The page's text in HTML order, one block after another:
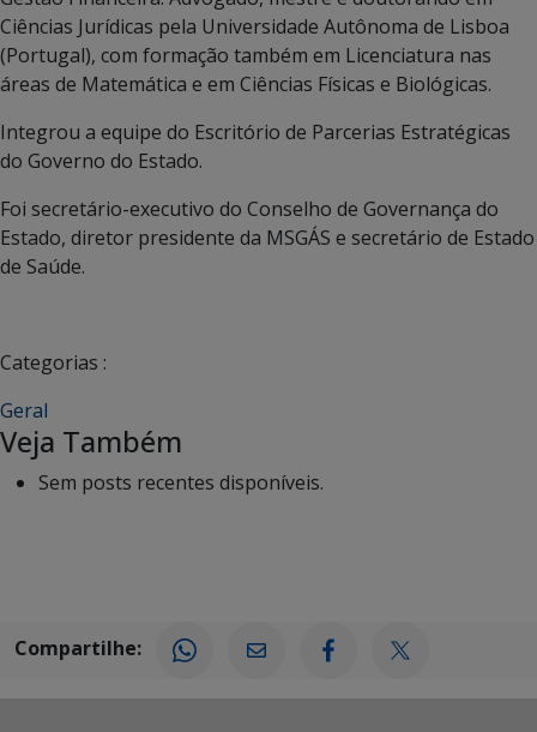
Ciências Jurídicas pela Universidade Autônoma de Lisboa
(Portugal), com formação também em Licenciatura nas
áreas de Matemática e em Ciências Físicas e Biológicas.
Integrou a equipe do Escritório de Parcerias Estratégicas
do Governo do Estado.
Foi secretário-executivo do Conselho de Governança do
Estado, diretor presidente da MSGÁS e secretário de Estado
de Saúde.
Categorias :
Geral
Veja Também
Sem posts recentes disponíveis.
Compartilhe: